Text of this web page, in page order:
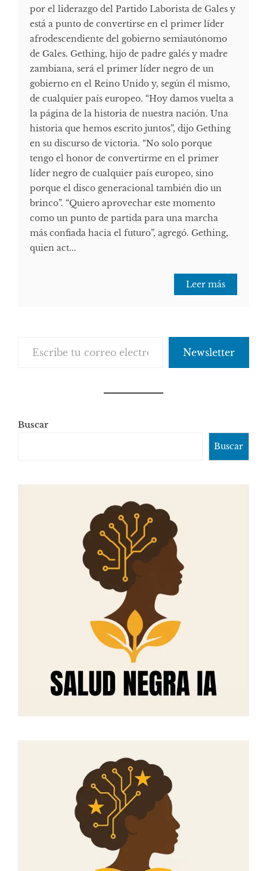
por el liderazgo del Partido Laborista de Gales y
está a punto de convertirse en el primer líder
afrodescendiente del gobierno semiautónomo
de Gales. Gething, hijo de padre galés y madre
zambiana, será el primer líder negro de un
gobierno en el Reino Unido y, según él mismo,
de cualquier país europeo. “Hoy damos vuelta a
la página de la historia de nuestra nación. Una
historia que hemos escrito juntos”, dijo Gething
en su discurso de victoria. “No solo porque
tengo el honor de convertirme en el primer
líder negro de cualquier país europeo, sino
porque el disco generacional también dio un
brinco”. “Quiero aprovechar este momento
como un punto de partida para una marcha
más confiada hacia el futuro”, agregó. Gething,
quien act...
Leer más
Newsletter
Buscar
Buscar